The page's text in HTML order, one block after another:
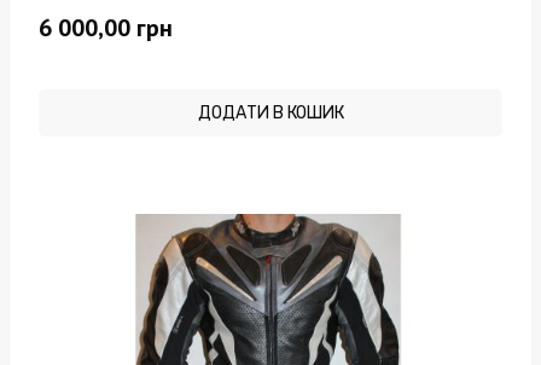
6 000,00 грн
ДОДАТИ В КОШИК